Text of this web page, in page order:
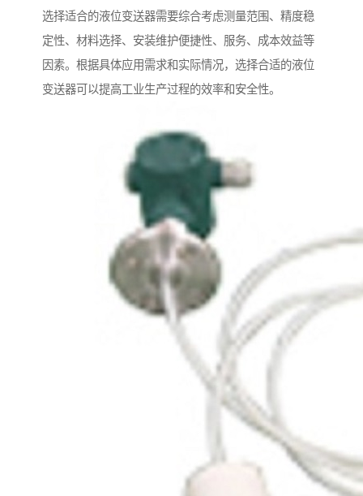
选择适合的液位变送器需要综合考虑测量范围、精度稳
定性、材料选择、安装维护便捷性、服务、成本效益等
因素。根据具体应用需求和实际情况，选择合适的液位
变送器可以提高工业生产过程的效率和安全性。